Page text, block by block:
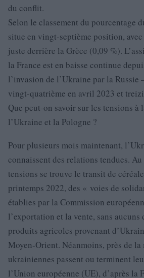
du conflit.
Selon le classement du pourcentage
situe en vingt-septième position,
juste derrière la Grèce (0,09 %).
la France est en baisse continue
l’invasion de l’Ukraine par la Russie
vingt-quatrième en avril 2023 et
Que peut-on savoir sur les tensions à
l’Ukraine et la Pologne ?
Pour plusieurs mois maintenant,
connaissent des relations tendues. Au
tensions se trouve le transit de
printemps 2022, des « voies de
établies par la Commission
l’exportation et la vente, sans aucuns
produits agricoles provenant
Moyen-Orient. Néanmoins, près de la
ukrainiennes passent ou terminent
l’Union européenne (UE), d’après la